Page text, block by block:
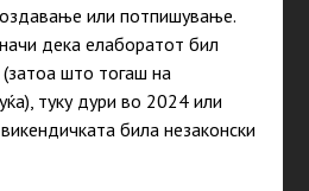
или потпишување.
дека елаборатот бил
што тогаш на
туку дури во 2024 или
била незаконски